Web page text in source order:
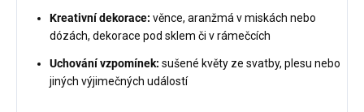
Kreativní dekorace: věnce, aranžmá v miskách nebo
dózách, dekorace pod sklem či v rámečcích
Uchování vzpomínek: sušené květy ze svatby, plesu nebo
jiných výjimečných událostí